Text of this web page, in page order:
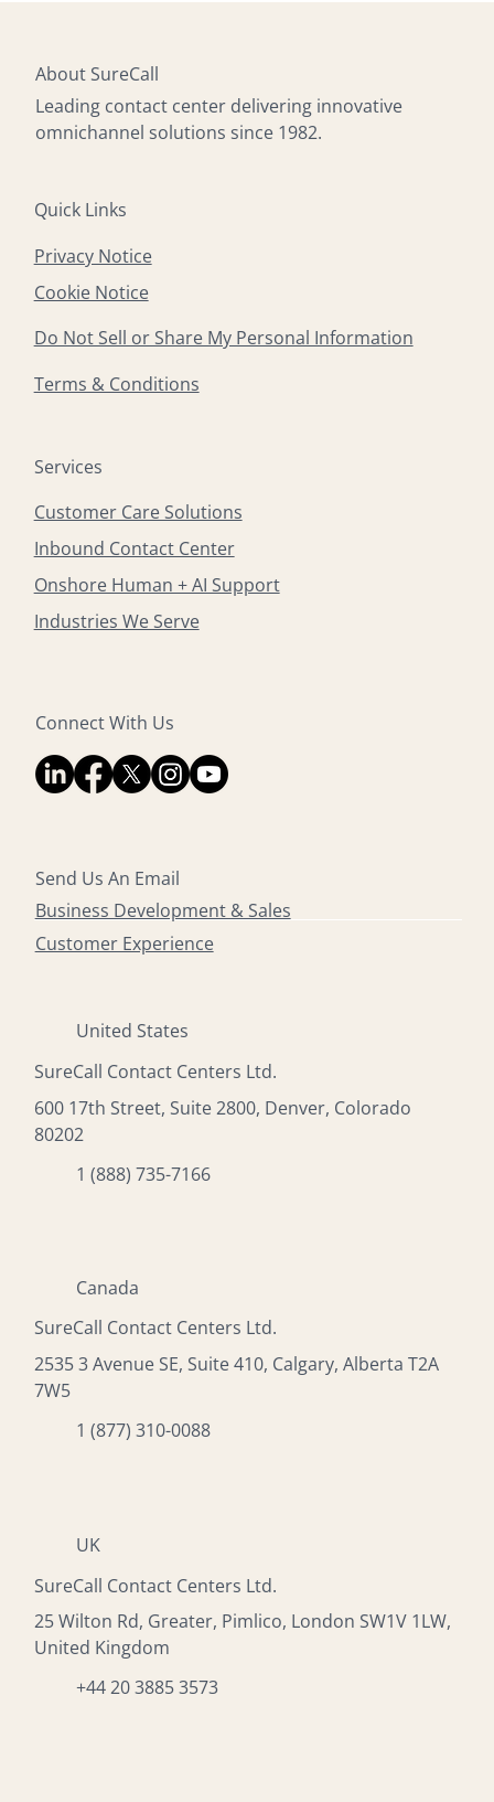
product guidance, service issues, and specialized
inquiries with professionalism and expertise.
About SureCall
Leading contact center delivering innovative
omnichannel solutions since 1982.
Quick Links
Privacy Notice
Cookie Notice
Do Not Sell or Share My Personal Information
Terms & Conditions
Services
Customer Care Solutions
Inbound Contact Center
Onshore Human + AI Support
Industries We Serve
Connect With Us
Send Us An Email
Business Development & Sales
Customer Experience
United States
SureCall Contact Centers Ltd.
600 17th Street, Suite 2800, Denver, Colorado
80202
1 (888) 735-7166
Canada
SureCall Contact Centers Ltd.
2535 3 Avenue SE, Suite 410, Calgary, Alberta T2A
7W5
1 (877) 310-0088
UK
SureCall Contact Centers Ltd.
25 Wilton Rd, Greater, Pimlico, London SW1V 1LW,
United Kingdom
+44 20 3885 3573